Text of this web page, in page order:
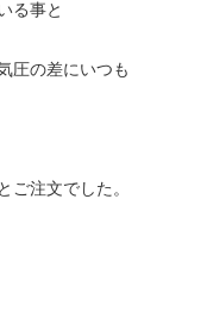
る事と
圧の差にいつも
ご注文でした。